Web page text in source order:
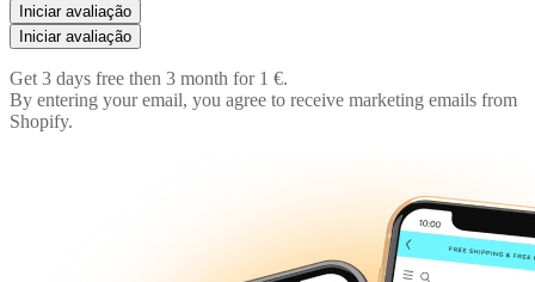
Iniciar avaliação
Iniciar avaliação
Get 3 days free then 3 month for 1 €.
By entering your email, you agree to receive marketing emails from
Shopify.